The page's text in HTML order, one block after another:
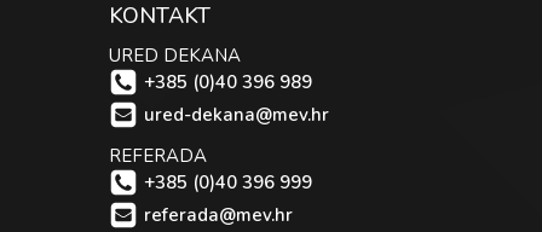
KONTAKT
URED DEKANA
+385 (0)40 396 989
ured-dekana@mev.hr
REFERADA
+385 (0)40 396 999
referada@mev.hr